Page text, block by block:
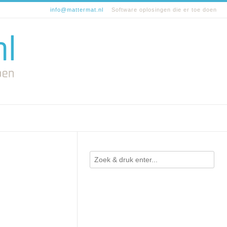
info@mattermat.nl Software oplosingen die er toe doen